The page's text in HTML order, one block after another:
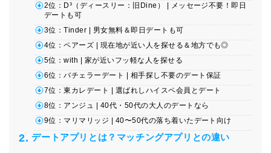
2位：D³（ディースリー：旧Dine） | メッセージ不要！即日
デートも可
3位：Tinder | 男女無料＆即日デートも可
4位：ペアーズ | 現在地が近い人を探せる＆地方でも◎
5位：with | 家が近いフッ軽な人を探せる
6位：バチェラーデート | 相手探し不要のデート保証
7位：東カレデート | 選ばれしハイスペ会員とデート
8位：アンジュ | 40代・50代の大人のデートなら
9位：マリマリッジ | 40〜50代の落ち着いたデート向け
デートアプリとは？マッチングアプリとの違い